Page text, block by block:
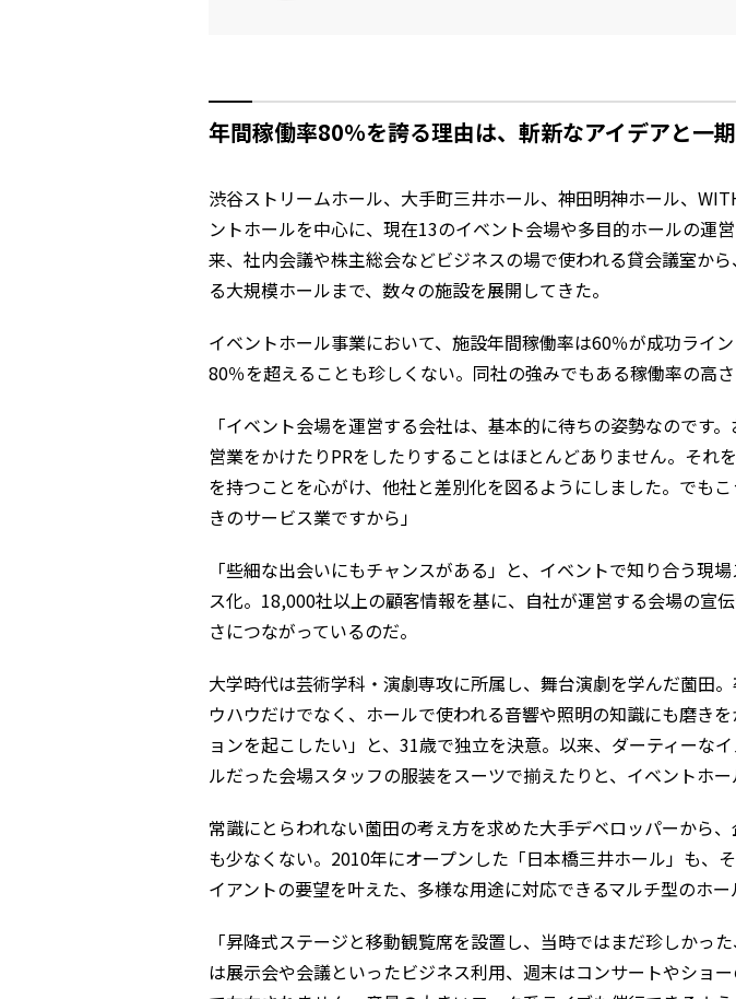
年間稼働率80％を誇る理由は、斬新なアイデアと一
渋谷ストリームホール、大手町三井ホール、神田明神ホール、
ントホールを中心に、現在13のイベント会場や多目的ホールの運
来、社内会議や株主総会などビジネスの場で使われる貸会議室か
る大規模ホールまで、数々の施設を展開してきた。
イベントホール事業において、施設年間稼働率は60％が成功ライ
80％を超えることも珍しくない。同社の強みでもある稼働率の高
「イベント会場を運営する会社は、基本的に待ちの姿勢なのです
営業をかけたりPRをしたりすることはほとんどありません。そ
を持つことを心がけ、他社と差別化を図るようにしました。でも
きのサービス業ですから」
「些細な出会いにもチャンスがある」と、イベントで知り合う現
ス化。18,000社以上の顧客情報を基に、自社が運営する会場の宣
さにつながっているのだ。
大学時代は芸術学科・演劇専攻に所属し、舞台演劇を学んだ薗田
ウハウだけでなく、ホールで使われる音響や照明の知識にも磨き
ョンを起こしたい」と、31歳で独立を決意。以来、ダーティーな
ルだった会場スタッフの服装をスーツで揃えたりと、イベントホ
常識にとらわれない薗田の考え方を求めた大手デベロッパーから
も少なくない。2010年にオープンした「日本橋三井ホール」も、
イアントの要望を叶えた、多様な用途に対応できるマルチ型のホー
「昇降式ステージと移動観覧席を設置し、当時ではまだ珍しかっ
は展示会や会議といったビジネス利用、週末はコンサートやショ